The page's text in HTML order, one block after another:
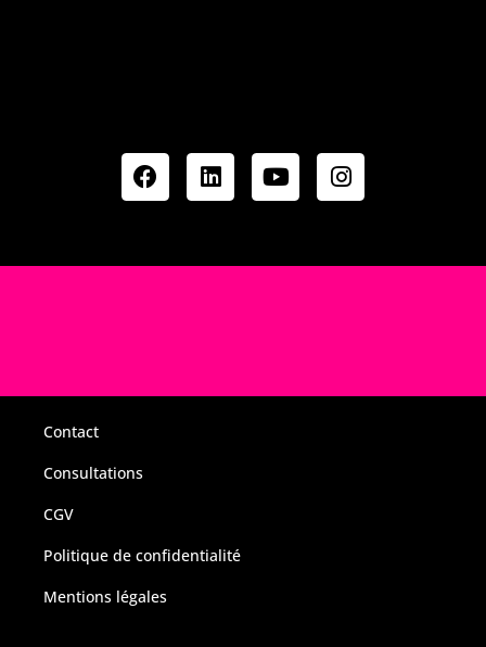
Contact
Consultations
CGV
Politique de confidentialité
Mentions légales